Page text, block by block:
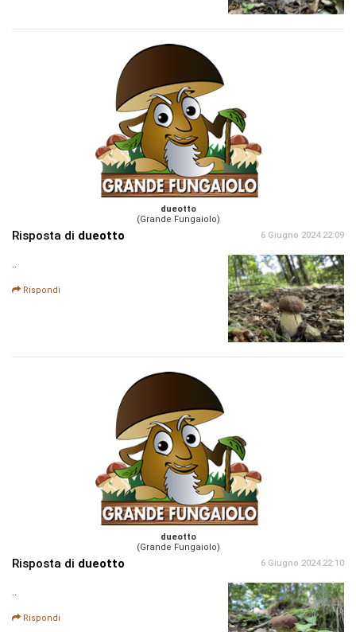
dueotto
(Grande Fungaiolo)
Risposta di dueotto 6 Giugno 2024 22:09
..
Rispondi
dueotto
(Grande Fungaiolo)
Risposta di dueotto 6 Giugno 2024 22:10
..
Rispondi